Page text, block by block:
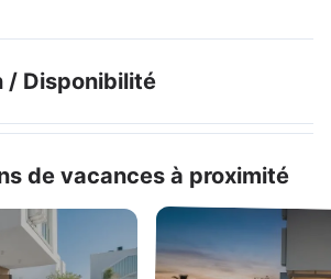
/ Disponibilité
de vacances à proximité